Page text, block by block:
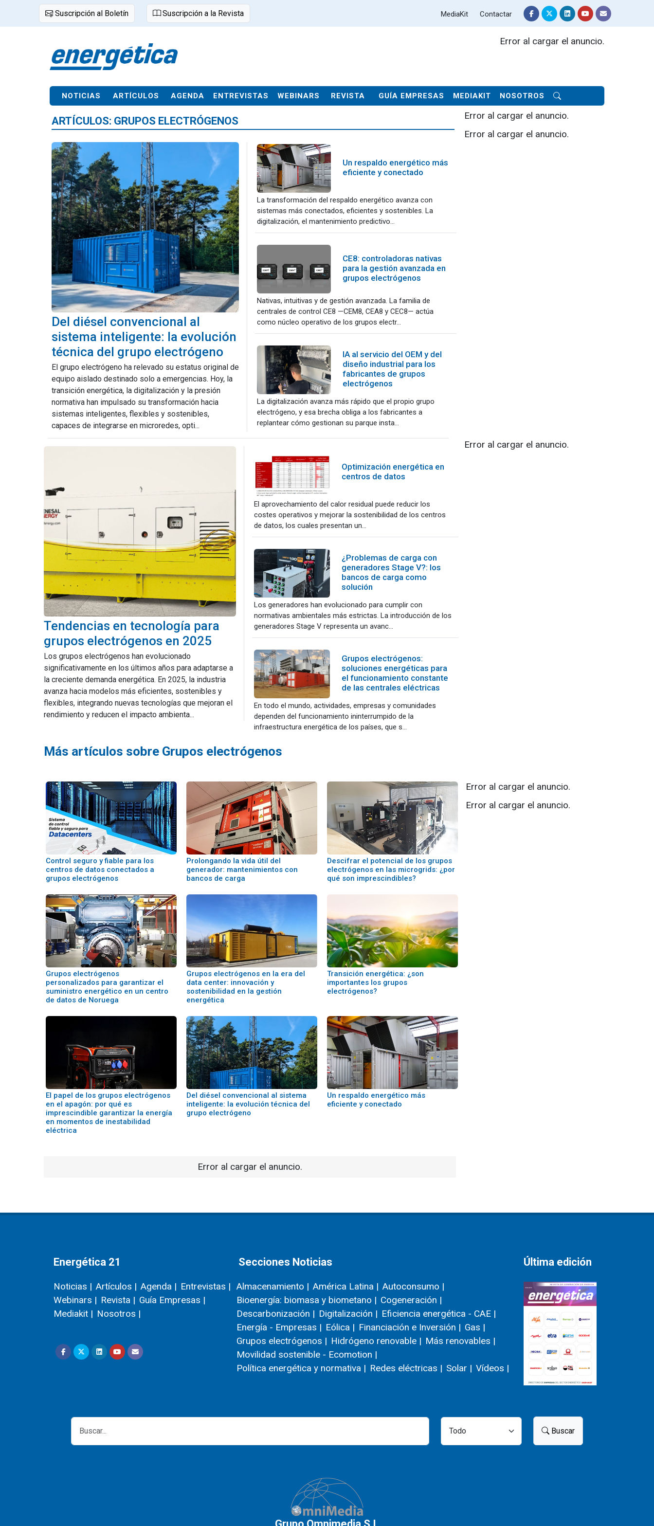
Suscripción al Boletín Suscripción a la Revista MediaKit Contactar
Error al cargar el anuncio.
NOTICIAS ARTÍCULOS AGENDA ENTREVISTAS WEBINARS REVISTA GUÍA EMPRESAS MEDIAKIT NOSOTROS
ARTÍCULOS: GRUPOS ELECTRÓGENOS
Del diésel convencional al
sistema inteligente: la evolución
técnica del grupo electrógeno
El grupo electrógeno ha relevado su estatus original de
equipo aislado destinado solo a emergencias. Hoy, la
transición energética, la digitalización y la presión
normativa han impulsado su transformación hacia
sistemas inteligentes, flexibles y sostenibles,
capaces de integrarse en microredes, opti...
Un respaldo energético más
eficiente y conectado
La transformación del respaldo energético avanza con
sistemas más conectados, eficientes y sostenibles. La
digitalización, el mantenimiento predictivo...
CE8: controladoras nativas
para la gestión avanzada en
grupos electrógenos
Nativas, intuitivas y de gestión avanzada. La familia de
centrales de control CE8 —CEM8, CEA8 y CEC8— actúa
como núcleo operativo de los grupos electr...
IA al servicio del OEM y del
diseño industrial para los
fabricantes de grupos
electrógenos
La digitalización avanza más rápido que el propio grupo
electrógeno, y esa brecha obliga a los fabricantes a
replantear cómo gestionan su parque insta...
Error al cargar el anuncio.
Error al cargar el anuncio.
Tendencias en tecnología para
grupos electrógenos en 2025
Los grupos electrógenos han evolucionado
significativamente en los últimos años para adaptarse a
la creciente demanda energética. En 2025, la industria
avanza hacia modelos más eficientes, sostenibles y
flexibles, integrando nuevas tecnologías que mejoran el
rendimiento y reducen el impacto ambienta...
Optimización energética en
centros de datos
El aprovechamiento del calor residual puede reducir los
costes operativos y mejorar la sostenibilidad de los centros
de datos, los cuales presentan un...
¿Problemas de carga con
generadores Stage V?: los
bancos de carga como
solución
Los generadores han evolucionado para cumplir con
normativas ambientales más estrictas. La introducción de los
generadores Stage V representa un avanc...
Grupos electrógenos:
soluciones energéticas para
el funcionamiento constante
de las centrales eléctricas
En todo el mundo, actividades, empresas y comunidades
dependen del funcionamiento ininterrumpido de la
infraestructura energética de los países, que s...
Error al cargar el anuncio.
Más artículos sobre Grupos electrógenos
Control seguro y fiable para los
centros de datos conectados a
grupos electrógenos
Prolongando la vida útil del
generador: mantenimientos con
bancos de carga
Descifrar el potencial de los grupos
electrógenos en las microgrids: ¿por
qué son imprescindibles?
Grupos electrógenos
personalizados para garantizar el
suministro energético en un centro
de datos de Noruega
Grupos electrógenos en la era del
data center: innovación y
sostenibilidad en la gestión
energética
Transición energética: ¿son
importantes los grupos
electrógenos?
El papel de los grupos electrógenos
en el apagón: por qué es
imprescindible garantizar la energía
en momentos de inestabilidad
eléctrica
Del diésel convencional al sistema
inteligente: la evolución técnica del
grupo electrógeno
Un respaldo energético más
eficiente y conectado
Error al cargar el anuncio.
Error al cargar el anuncio.
Error al cargar el anuncio.
Energética 21
Noticias | Artículos | Agenda | Entrevistas |
Webinars | Revista | Guía Empresas |
Mediakit | Nosotros |
Secciones Noticias
Almacenamiento | América Latina | Autoconsumo |
Bioenergía: biomasa y biometano | Cogeneración |
Descarbonización | Digitalización | Eficiencia energética - CAE |
Energía - Empresas | Eólica | Financiación e Inversión | Gas |
Grupos electrógenos | Hidrógeno renovable | Más renovables |
Movilidad sostenible - Ecomotion |
Política energética y normativa | Redes eléctricas | Solar | Vídeos |
Última edición
Buscar